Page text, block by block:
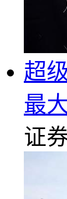
超
最
证